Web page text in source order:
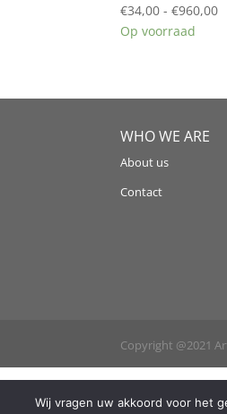
€34,00 - €960,00
Op voorraad
WHO WE ARE
About us
Contact
Copyright @2021
Wij vragen uw akkoord voor het